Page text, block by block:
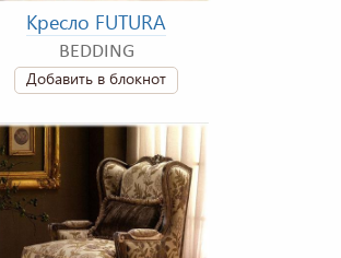
Кресло FUTURA
BEDDING
Добавить в блокнот